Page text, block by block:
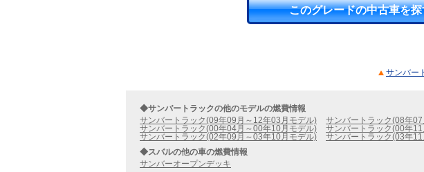
このグレードの中古車を探
サンバー
◆サンバートラックの他のモデルの燃費情報
サンバートラック(09年09月～12年03月モデル)
サンバートラック(08年
サンバートラック(00年04月～00年10月モデル)
サンバートラック(00年
サンバートラック(02年09月～03年10月モデル)
サンバートラック(03年
◆スバルの他の車の燃費情報
サンバーオープンデッキ